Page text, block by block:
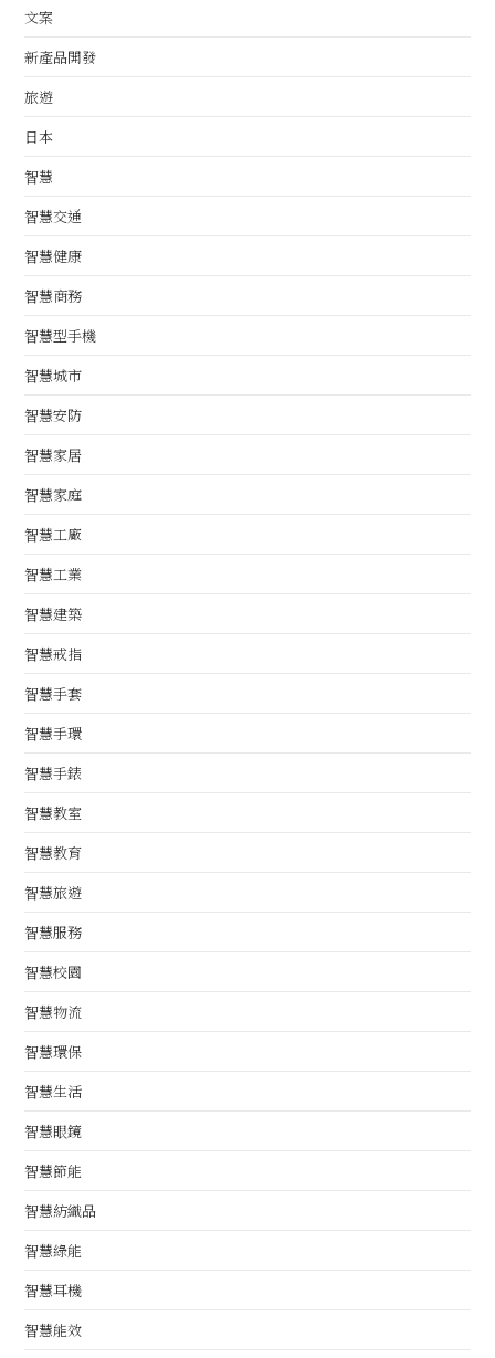
文案
新產品開發
旅遊
日本
智慧
智慧交通
智慧健康
智慧商務
智慧型手機
智慧城市
智慧安防
智慧家居
智慧家庭
智慧工廠
智慧工業
智慧建築
智慧戒指
智慧手套
智慧手環
智慧手錶
智慧教室
智慧教育
智慧旅遊
智慧服務
智慧校園
智慧物流
智慧環保
智慧生活
智慧眼鏡
智慧節能
智慧紡織品
智慧綠能
智慧耳機
智慧能效